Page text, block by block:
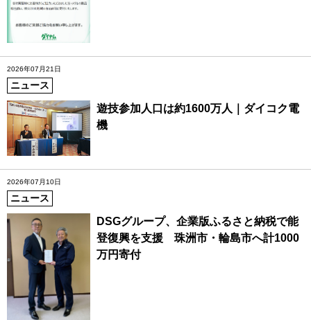
2026年07月21日
ニュース
遊技参加人口は約1600万人｜ダイコク電
機
2026年07月10日
ニュース
DSGグループ、企業版ふるさと納税で能
登復興を支援 珠洲市・輪島市へ計1000
万円寄付